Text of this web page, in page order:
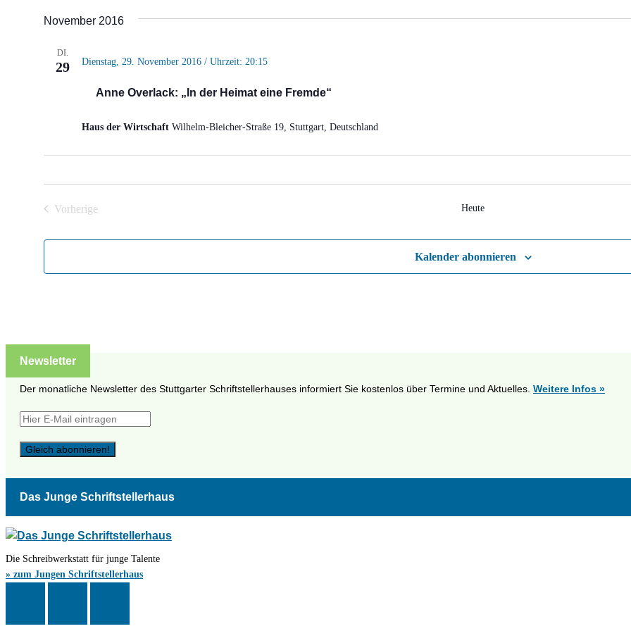
wählen.
November 2016
DI.
29
Anne Overlack: „In der Heimat eine Fremde“
Dienstag, 29. November 2016 / Uhrzeit: 20:15
Haus der Wirtschaft Wilhelm-Bleicher-Straße 19, Stuttgart, Deutschland
Vorherige
Heute
Kalender abonnieren
Newsletter
Der monatliche Newsletter des Stuttgarter Schriftstellerhauses informiert Sie kostenlos über Termine und Aktuelles. Weitere Infos »
Das Junge Schriftstellerhaus
Die Schreibwerkstatt für junge Talente
» zum Jungen Schriftstellerhaus